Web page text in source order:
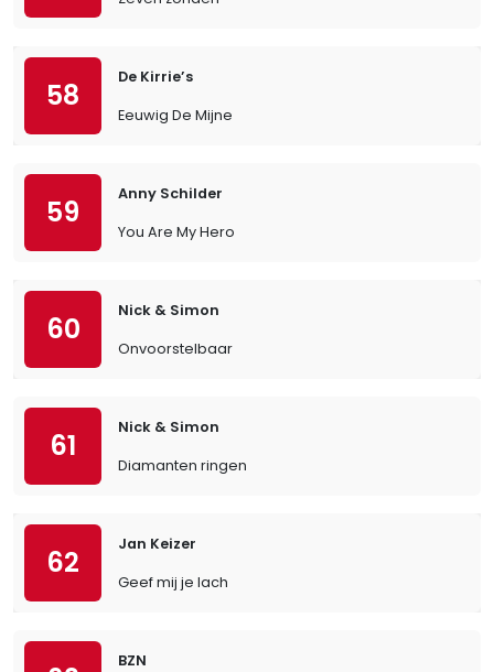
58
De Kirrie’s
Eeuwig De Mijne
59
Anny Schilder
You Are My Hero
60
Nick & Simon
Onvoorstelbaar
61
Nick & Simon
Diamanten ringen
62
Jan Keizer
Geef mij je lach
BZN